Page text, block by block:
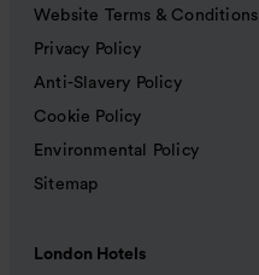
Website Terms & Conditions
Privacy Policy
Anti-Slavery Policy
Cookie Policy
Environmental Policy
Sitemap
London Hotels